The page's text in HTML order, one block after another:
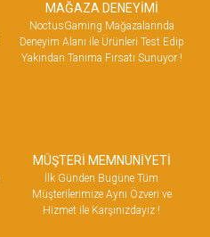
MAĞAZA DENEYİMİ
NoctusGaming Mağazalarında
Deneyim Alanı ile Ürünleri Test Edip
Yakından Tanıma Fırsatı Sunuyor !
MÜŞTERİ MEMNUNİYETİ
İlk Günden Bugüne Tüm
Müşterilerimize Aynı Özveri ve
Hizmet ile Karşınızdayız !